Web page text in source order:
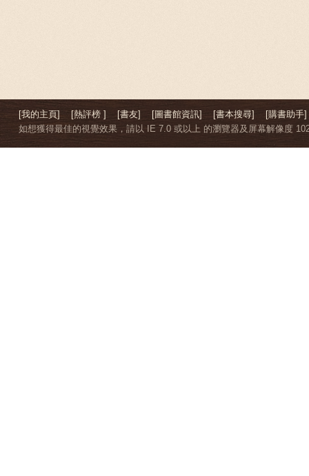
[我的主頁] [熱評榜 ] [書友] [圖書館資訊] [書本搜尋]
[購書助手]
如想獲得最佳的視覺效果，請以 IE 7.0 或以上 的瀏覽器及屏幕解像度